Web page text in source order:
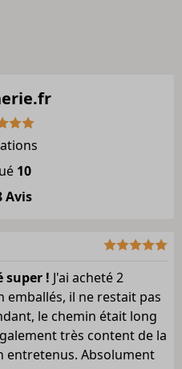
10
Avis
super ! J'ai acheté 2
emballés, il ne restait pas
le chemin était long
très content de la
entretenus. Absolument